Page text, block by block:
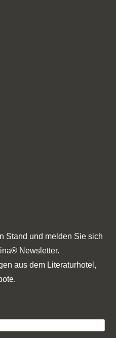
Stand und melden Sie sich
Newsletter.
aus dem Literaturhotel,